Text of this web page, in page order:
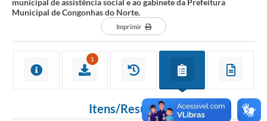
Serviços Online
Telefones Úteis
Contato
municipal de assistência social e ao gabinete da Prefeitura
Municipal de Congonhas do Norte.
Imprimir
1
Itens/Resultados